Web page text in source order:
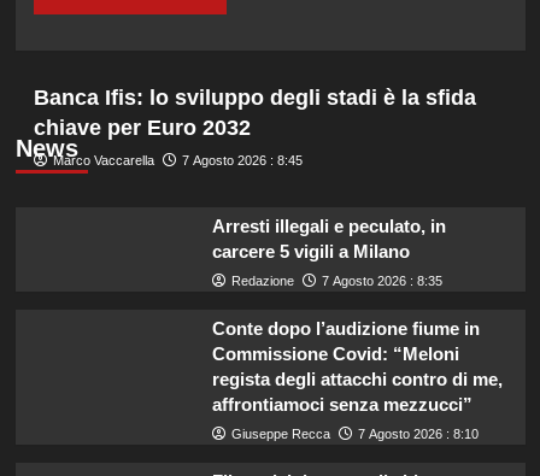
News
Banca Ifis: lo sviluppo degli stadi è la sfida
chiave per Euro 2032
Marco Vaccarella 7 Agosto 2026 : 8:45
Arresti illegali e peculato, in
carcere 5 vigili a Milano
Redazione 7 Agosto 2026 : 8:35
Conte dopo l’audizione fiume in
Commissione Covid: “Meloni
regista degli attacchi contro di me,
affrontiamoci senza mezzucci”
Giuseppe Recca 7 Agosto 2026 : 8:10